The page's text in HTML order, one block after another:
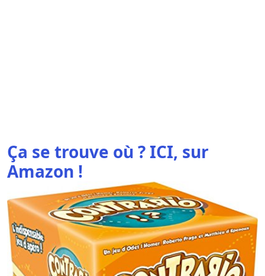
Ça se trouve où ? ICI, sur
Amazon !